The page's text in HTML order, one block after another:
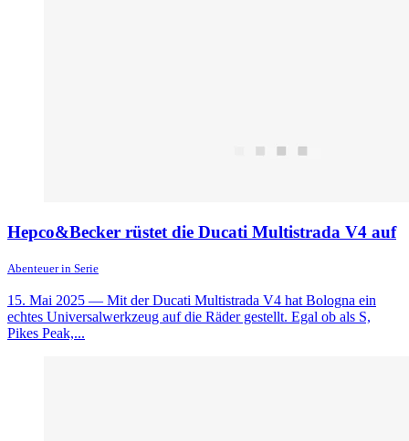
Hepco&Becker rüstet die Ducati Multistrada V4 auf
Abenteuer in Serie
15. Mai 2025 — Mit der Ducati Multistrada V4 hat Bologna ein
echtes Universalwerkzeug auf die Räder gestellt. Egal ob als S,
Pikes Peak,...